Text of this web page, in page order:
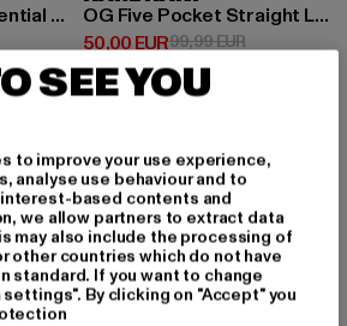
Small Signature Essential Os Sweatpants
EUR 49,99 EUR
OG Five Pocket Straight Leg
50,00 EUR
Derzeitiger Preis: 50,00 EUR
99,99 EURAktionspreis:
SEE YOU
to improve your use experience,
analyse use behaviour and to
based contents and
we allow partners to extract data
may also include the processing of
other countries which do not have
standard. If you want to change
By clicking on "Accept" you